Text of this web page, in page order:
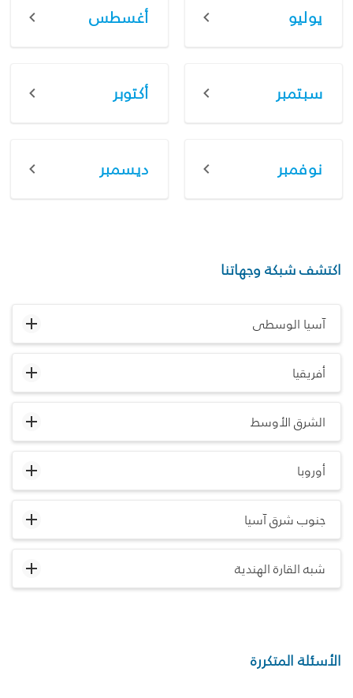
يوليو أغسطس
سبتمبر أكتوبر
نوفمبر ديسمبر
اكتشف شبكة وجهاتنا
آسيا الوسطى
أفريقيا
الشرق الأوسط
أوروبا
جنوب شرق آسيا
شبه القارة الهندية
الأسئلة المتكررة